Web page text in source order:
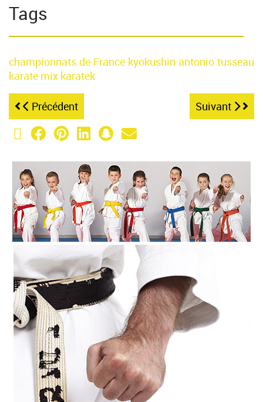
Tags
championnats de France kyokushin antonio tusseau
karate mix karatek
Précédent Suivant
X (Twitter)
Facebook
Pinterest
LinkedIn
Snapchat
Email